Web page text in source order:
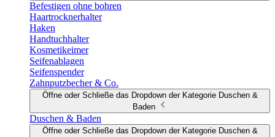
Befestigen ohne bohren
Haartrocknerhalter
Haken
Handtuchhalter
Kosmetikeimer
Seifenablagen
Seifenspender
Zahnputzbecher & Co.
Öffne oder Schließe das Dropdown der Kategorie Duschen &
Baden
Duschen & Baden
Öffne oder Schließe das Dropdown der Kategorie Duschen &